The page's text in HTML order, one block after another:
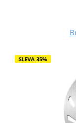
SLEVA 35%